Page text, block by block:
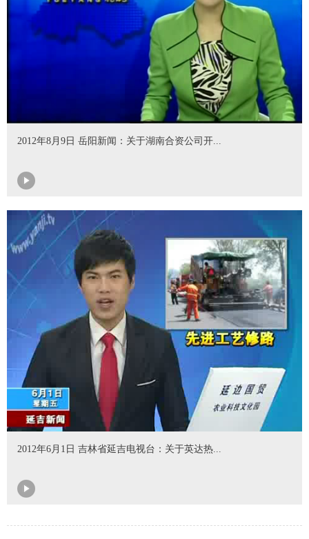
2012年8月9日 岳阳新闻：关于湖南合资公司开...
2012年6月1日 吉林省延吉电视台：关于英达热...